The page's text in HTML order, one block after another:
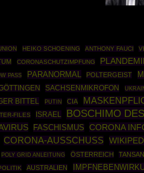
HEIKO SCHOENING ANTHONY FAUCI
CORONASCHUTZIMPFUNG
PASS PARANORMAL POLTERGEIST
SACHSENMIKROFON
BITTEL PUTIN CIA
FILES ISRAEL BOSCHIMO
FASCHISMUS CORONA
CORONA-AUSSCHUSS
POLY GRID ANLEITUNG ÖSTERREICH
AUSTRALIEN